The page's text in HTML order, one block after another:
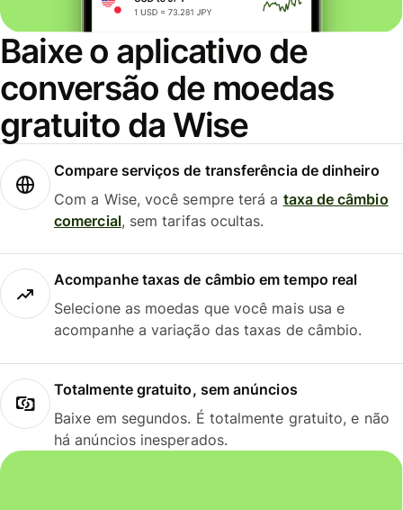
Baixe o aplicativo de
conversão de moedas
gratuito da Wise
Compare serviços de transferência de dinheiro
Com a Wise, você sempre terá a taxa de câmbio
comercial, sem tarifas ocultas.
Acompanhe taxas de câmbio em tempo real
Selecione as moedas que você mais usa e
acompanhe a variação das taxas de câmbio.
Totalmente gratuito, sem anúncios
Baixe em segundos. É totalmente gratuito, e não
há anúncios inesperados.